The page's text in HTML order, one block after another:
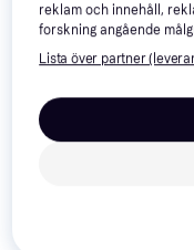
reklam och innehåll,
forskning angående
Lista över partner